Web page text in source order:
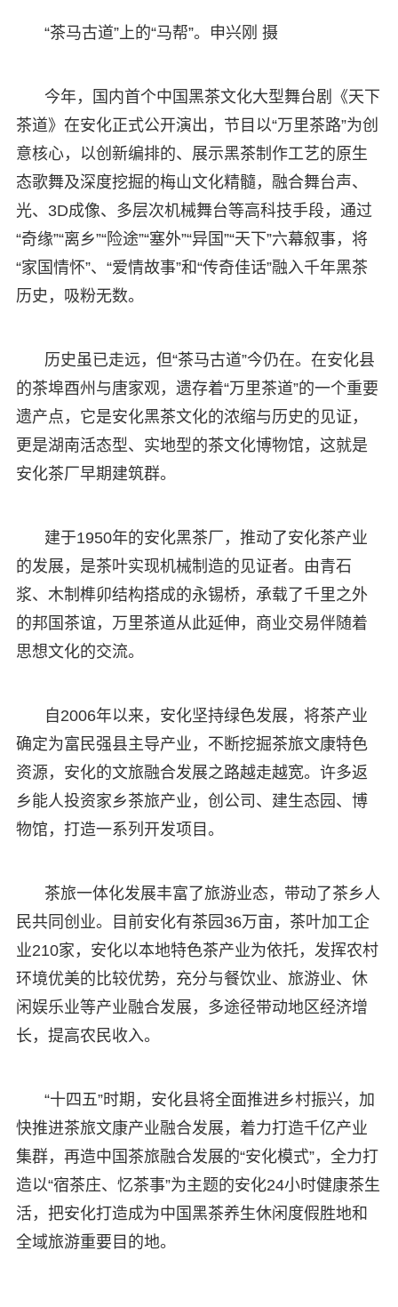
“茶马古道”上的“马帮”。申兴刚 摄
今年，国内首个中国黑茶文化大型舞台剧《天下
茶道》在安化正式公开演出，节目以“万里茶路”为创
意核心，以创新编排的、展示黑茶制作工艺的原生
态歌舞及深度挖掘的梅山文化精髓，融合舞台声、
光、3D成像、多层次机械舞台等高科技手段，通过
“奇缘”“离乡”“险途”“塞外”“异国”“天下”六幕叙事，将
“家国情怀”、“爱情故事”和“传奇佳话”融入千年黑茶
历史，吸粉无数。
历史虽已走远，但“茶马古道”今仍在。在安化县
的茶埠酉州与唐家观，遗存着“万里茶道”的一个重要
遗产点，它是安化黑茶文化的浓缩与历史的见证，
更是湖南活态型、实地型的茶文化博物馆，这就是
安化茶厂早期建筑群。
建于1950年的安化黑茶厂，推动了安化茶产业
的发展，是茶叶实现机械制造的见证者。由青石
浆、木制榫卯结构搭成的永锡桥，承载了千里之外
的邦国茶谊，万里茶道从此延伸，商业交易伴随着
思想文化的交流。
自2006年以来，安化坚持绿色发展，将茶产业
确定为富民强县主导产业，不断挖掘茶旅文康特色
资源，安化的文旅融合发展之路越走越宽。许多返
乡能人投资家乡茶旅产业，创公司、建生态园、博
物馆，打造一系列开发项目。
茶旅一体化发展丰富了旅游业态，带动了茶乡人
民共同创业。目前安化有茶园36万亩，茶叶加工企
业210家，安化以本地特色茶产业为依托，发挥农村
环境优美的比较优势，充分与餐饮业、旅游业、休
闲娱乐业等产业融合发展，多途径带动地区经济增
长，提高农民收入。
“十四五”时期，安化县将全面推进乡村振兴，加
快推进茶旅文康产业融合发展，着力打造千亿产业
集群，再造中国茶旅融合发展的“安化模式”，全力打
造以“宿茶庄、忆茶事”为主题的安化24小时健康茶生
活，把安化打造成为中国黑茶养生休闲度假胜地和
全域旅游重要目的地。